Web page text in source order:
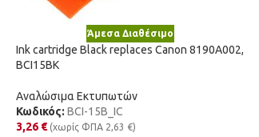
Άμεσα Διαθέσιμο
Ink cartridge Black replaces Canon 8190A002,
BCI15BK
Αναλώσιμα Εκτυπωτών
Κωδικός: BCI-15B_IC
3,26 € (χωρίς ΦΠΑ 2,63 €)